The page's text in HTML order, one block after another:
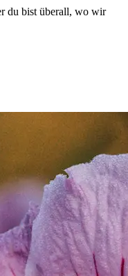
du bist überall, wo wir